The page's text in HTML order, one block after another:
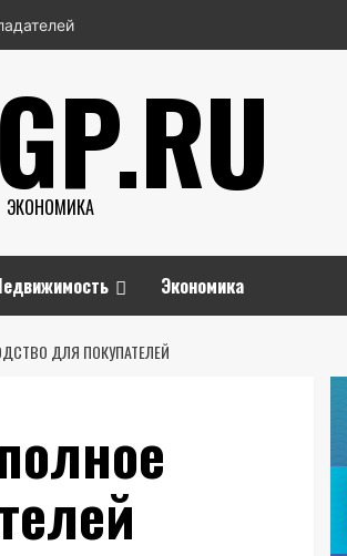
ЭКОНОМИКА
Экономика
ДЛЯ ПОКУПАТЕЛЕЙ